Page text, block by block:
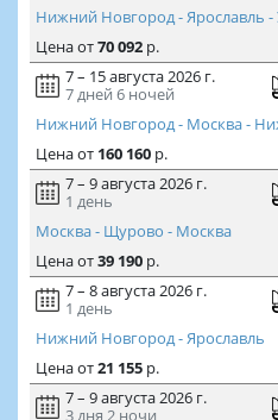
Нижний Новгород - Ярославль -
Ценаот70 092р.
7 – 15 августа 2026 г.
7 дней 6 ночей
Нижний Новгород - Москва -
Ценаот 160 160р.
7 – 9 августа 2026 г.
1 день
Москва - Щурово - Москва
Ценаот39 190р.
7 – 8 августа 2026 г.
1 день
Нижний Новгород - Ярославль
Ценаот21 155р.
7 – 9 августа 2026 г.
3 дня 2 ночи